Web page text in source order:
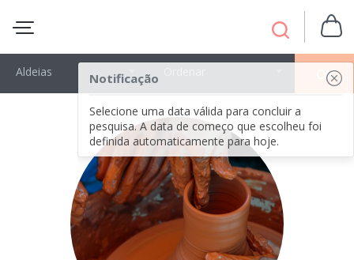
Notificação
Selecione uma data válida para concluir a
pesquisa. A data de começo que escolheu foi
definida automaticamente para hoje.
OK
Aldeias